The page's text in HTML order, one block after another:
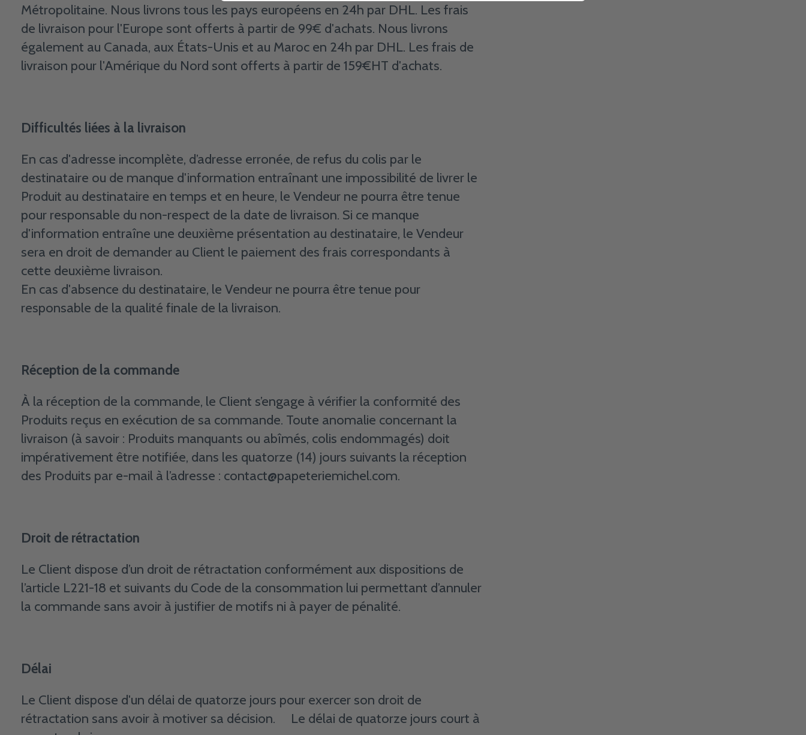
Métropolitaine. Nous livrons tous les pays européens en 24h par DHL. Les frais
de livraison pour l'Europe sont offerts à partir de 99€ d'achats. Nous livrons
également au Canada, aux États-Unis et au Maroc en 24h par DHL. Les frais de
livraison pour l'Amérique du Nord sont offerts à partir de 159€HT d'achats.
Difficultés liées à la livraison
En cas d'adresse incomplète, d’adresse erronée, de refus du colis par le
destinataire ou de manque d'information entraînant une impossibilité de livrer le
Produit au destinataire en temps et en heure, le Vendeur ne pourra être tenue
pour responsable du non-respect de la date de livraison. Si ce manque
d'information entraîne une deuxième présentation au destinataire, le Vendeur
sera en droit de demander au Client le paiement des frais correspondants à
cette deuxième livraison.
En cas d'absence du destinataire, le Vendeur ne pourra être tenue pour
responsable de la qualité finale de la livraison.
Réception de la commande
À la réception de la commande, le Client s’engage à vérifier la conformité des
Produits reçus en exécution de sa commande. Toute anomalie concernant la
livraison (à savoir : Produits manquants ou abîmés, colis endommagés) doit
impérativement être notifiée, dans les quatorze (14) jours suivants la réception
des Produits par e-mail à l’adresse : contact@papeteriemichel.com.
Droit de rétractation
Le Client dispose d’un droit de rétractation conformément aux dispositions de
l’article L221-18 et suivants du Code de la consommation lui permettant d’annuler
la commande sans avoir à justifier de motifs ni à payer de pénalité.
Délai
Le Client dispose d'un délai de quatorze jours pour exercer son droit de
rétractation sans avoir à motiver sa décision. Le délai de quatorze jours court à